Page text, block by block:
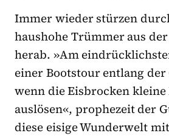
Immer wieder stürzen
haushohe Trümmer aus
herab. »Am
einer Bootstour entlang
wenn die Eisbrocken
auslösen«, prophezeit der
diese eisige Wunderwelt